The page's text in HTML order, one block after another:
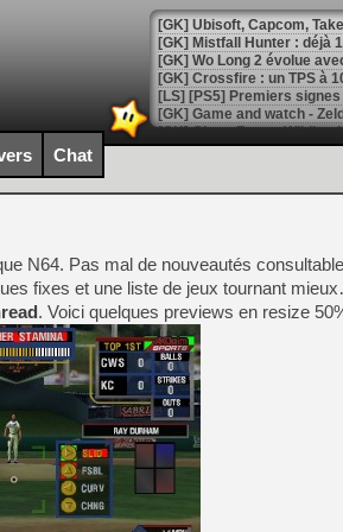
[GK] Mistfall Hunter : déjà
[GK] Wo Long 2 évolue
[GK] Crossfire : un TPS à
[LS] [PS5] Premiers
[Mo5] DOOM arrive en
[GK] Bethesda fête les 30
[GK] Roblox : l'action en
[GK] Agenda - GeForce
[GK] Devolver Digital en a
[LS] [PS5] ps5-y2jb-
[GK] Pourquoi Marvel
[GK] Test : Restory : Chill
[GK] GTA 6 : Rockstar
[GK] Hot Wheels Infinite
[GK] Mémoire cash -
[GK] Résultats Nintendo :
Chat
N64. Pas mal de nouveautés
fixes et une liste de jeux tournant
. Voici quelques previews en resize